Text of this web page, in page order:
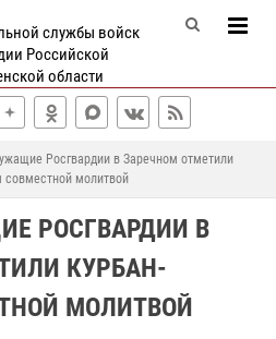
службы войск
Российской
области
Росгвардии в Заречном отметили
совместной молитвой
РОСГВАРДИИ В
КУРБАН-
МОЛИТВОЙ